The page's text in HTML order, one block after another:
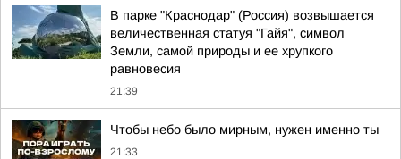
В парке "Краснодар" (Россия) возвышается
величественная статуя "Гайя", символ
Земли, самой природы и ее хрупкого
равновесия
21:39
Чтобы небо было мирным, нужен именно ты
21:33